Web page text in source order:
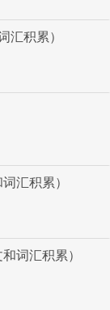
汇积累）
汇积累）
词汇积累）